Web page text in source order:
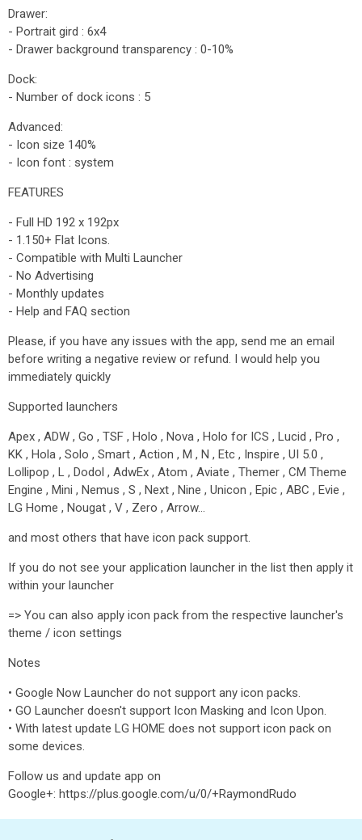
Drawer:
- Portrait gird : 6x4
- Drawer background transparency : 0-10%
Dock:
- Number of dock icons : 5
Advanced:
- Icon size 140%
- Icon font : system
FEATURES
- Full HD 192 x 192px
- 1.150+ Flat Icons.
- Compatible with Multi Launcher
- No Advertising
- Monthly updates
- Help and FAQ section
Please, if you have any issues with the app, send me an email
before writing a negative review or refund. I would help you
immediately quickly
Supported launchers
Apex , ADW , Go , TSF , Holo , Nova , Holo for ICS , Lucid , Pro ,
KK , Hola , Solo , Smart , Action , M , N , Etc , Inspire , UI 5.0 ,
Lollipop , L , Dodol , AdwEx , Atom , Aviate , Themer , CM Theme
Engine , Mini , Nemus , S , Next , Nine , Unicon , Epic , ABC , Evie ,
LG Home , Nougat , V , Zero , Arrow…
and most others that have icon pack support.
If you do not see your application launcher in the list then apply it
within your launcher
=> You can also apply icon pack from the respective launcher's
theme / icon settings
Notes
• Google Now Launcher do not support any icon packs.
• GO Launcher doesn't support Icon Masking and Icon Upon.
• With latest update LG HOME does not support icon pack on
some devices.
Follow us and update app on
Google+: https://plus.google.com/u/0/+RaymondRudo